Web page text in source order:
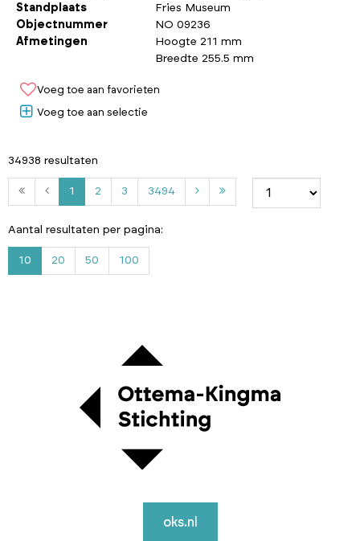
Standplaats
Fries Museum
Objectnummer
NO 09236
Afmetingen
Hoogte 211 mm
Breedte 255.5 mm
Voeg toe aan favorieten
Voeg toe aan selectie
34938 resultaten
1 2 3 3494
4
Aantal resultaten per pagina:
10 20 50 100
oks.nl